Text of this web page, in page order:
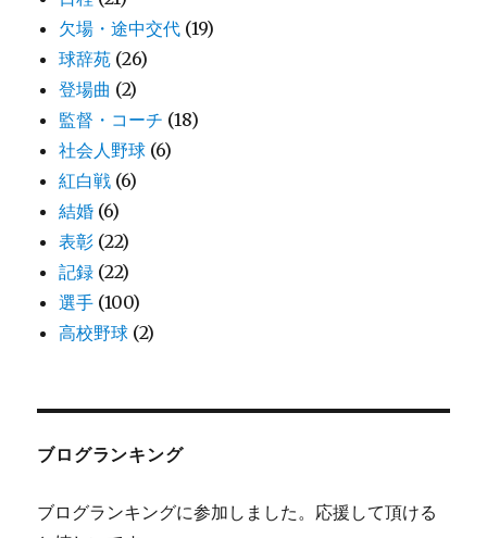
欠場・途中交代 (19)
球辞苑 (26)
登場曲 (2)
監督・コーチ (18)
社会人野球 (6)
紅白戦 (6)
結婚 (6)
表彰 (22)
記録 (22)
選手 (100)
高校野球 (2)
ブログランキング
ブログランキングに参加しました。応援して頂ける